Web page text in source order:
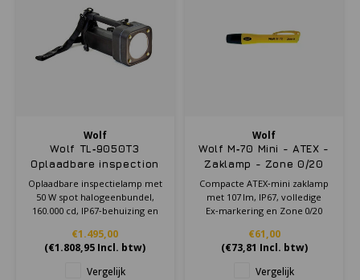
Wolf
Wolf TL‑9050T3
Oplaadbare inspection
lamp (spot) - Handlamp
- Zone 1/2
Oplaadbare inspectielamp met
50 W spot halogeenbundel,
160.000 cd, IP67‑behuizing en
Zone 1/2.
€1.495,00
(€1.808,95 Incl. btw)
Vergelijk
Wolf
Wolf M‑70 Mini - ATEX -
Zaklamp - Zone 0/20
Compacte ATEX‑mini zaklamp
met 107 lm, IP67, volledige
Ex‑markering en Zone 0/20
gas‑ en stofomgevingen.
€61,00
(€73,81 Incl. btw)
Vergelijk